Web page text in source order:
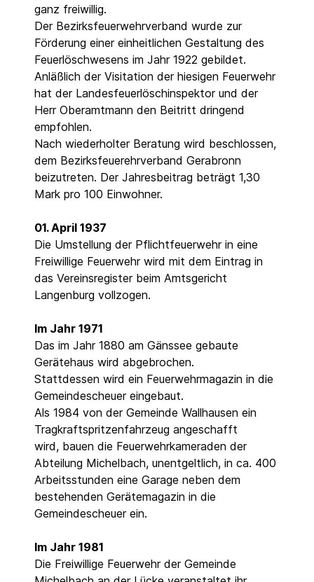
ganz freiwillig.
Der Bezirksfeuerwehrverband wurde zur
Förderung einer einheitlichen Gestaltung des
Feuerlöschwesens im Jahr 1922 gebildet.
Anläßlich der Visitation der hiesigen Feuerwehr
hat der Landesfeuerlöschinspektor und der
Herr Oberamtmann den Beitritt dringend
empfohlen.
Nach wiederholter Beratung wird beschlossen,
dem Bezirksfeuerehrverband Gerabronn
beizutreten. Der Jahresbeitrag beträgt 1,30
Mark pro 100 Einwohner.
01. April 1937
Die Umstellung der Pflichtfeuerwehr in eine
Freiwillige Feuerwehr wird mit dem Eintrag in
das Vereinsregister beim Amtsgericht
Langenburg vollzogen.
Im Jahr 1971
Das im Jahr 1880 am Gänssee gebaute
Gerätehaus wird abgebrochen.
Stattdessen wird ein Feuerwehrmagazin in die
Gemeindescheuer eingebaut.
Als 1984 von der Gemeinde Wallhausen ein
Tragkraftspritzenfahrzeug angeschafft
wird, bauen die Feuerwehrkameraden der
Abteilung Michelbach, unentgeltlich, in ca. 400
Arbeitsstunden eine Garage neben dem
bestehenden Gerätemagazin in die
Gemeindescheuer ein.
Im Jahr 1981
Die Freiwillige Feuerwehr der Gemeinde